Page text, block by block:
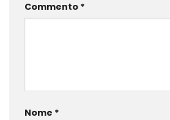
Commento *
Nome *